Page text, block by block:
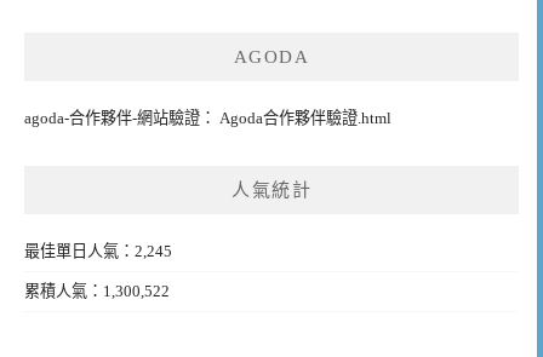
AGODA
agoda-合作夥伴-網站驗證： Agoda合作夥伴驗證.html
人氣統計
最佳單日人氣：2,245
累積人氣：1,300,522